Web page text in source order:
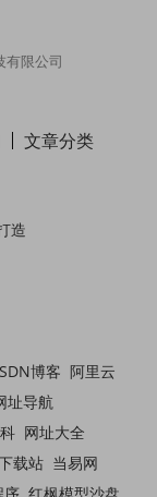
限公司
文章分类
造
博客 阿里云
址导航
网址大全
载站 当易网